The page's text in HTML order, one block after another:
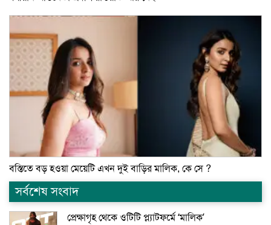
বস্তিতে বড় হওয়া মেয়েটি এখন দুই বাড়ির মালিক, কে সে ?
সর্বশেষ সংবাদ
প্রেক্ষাগৃহ থেকে ওটিটি প্ল্যাটফর্মে ‘মালিক’